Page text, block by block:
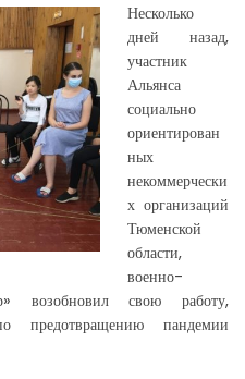
Несколько
дней назад,
участник
Альянса
социально
ориентирован
ных
некоммерчески
х организаций
Тюменской
области,
военно-
возобновил свою работу,
предотвращению пандемии